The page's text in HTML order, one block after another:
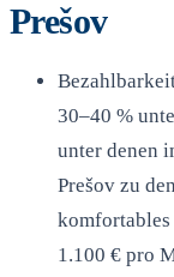
Prešov
30–40 %
unter denen
Prešov zu
1.100 € pro